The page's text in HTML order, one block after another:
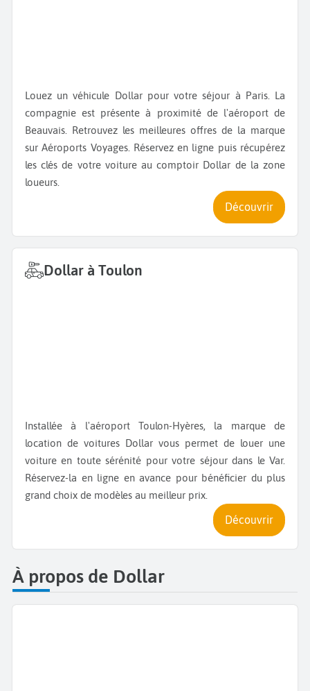
Louez un véhicule Dollar pour votre séjour à Paris. La
compagnie est présente à proximité de l'aéroport de
Beauvais. Retrouvez les meilleures offres de la marque
sur Aéroports Voyages. Réservez en ligne puis récupérez
les clés de votre voiture au comptoir Dollar de la zone
loueurs.
Découvrir
Dollar à Toulon
Installée à l'aéroport Toulon-Hyères, la marque de
location de voitures Dollar vous permet de louer une
voiture en toute sérénité pour votre séjour dans le Var.
Réservez-la en ligne en avance pour bénéficier du plus
grand choix de modèles au meilleur prix.
Découvrir
À propos de Dollar